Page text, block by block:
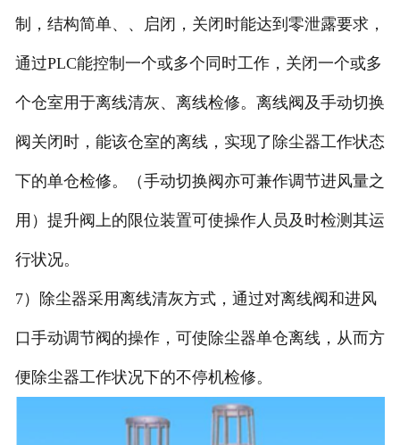
制，结构简单、、启闭，关闭时能达到零泄露要求，
通过PLC能控制一个或多个同时工作，关闭一个或多
个仓室用于离线清灰、离线检修。离线阀及手动切换
阀关闭时，能该仓室的离线，实现了除尘器工作状态
下的单仓检修。（手动切换阀亦可兼作调节进风量之
用）提升阀上的限位装置可使操作人员及时检测其运
行状况。
7）除尘器采用离线清灰方式，通过对离线阀和进风
口手动调节阀的操作，可使除尘器单仓离线，从而方
便除尘器工作状况下的不停机检修。